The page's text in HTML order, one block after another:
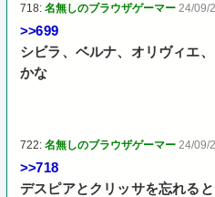
718:名無しのブラウザゲーマー 24/09/
>>699
シビラ、ベルナ、オリヴィエ
かな
722:名無しのブラウザゲーマー 24/09/
>>718
デスピアとクリッサを忘れる